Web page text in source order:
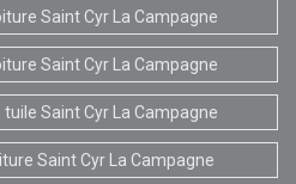
Saint Cyr La Campagne
Saint Cyr La Campagne
Saint Cyr La Campagne
Saint Cyr La Campagne